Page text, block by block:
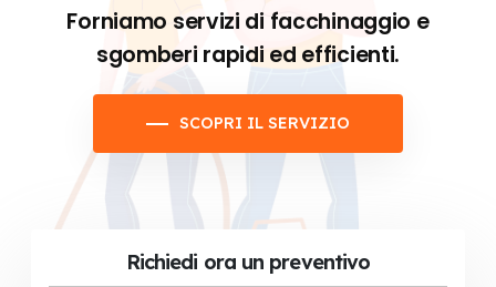
Forniamo servizi di facchinaggio e
sgomberi rapidi ed efficienti.
SCOPRI IL SERVIZIO
Richiedi ora un preventivo